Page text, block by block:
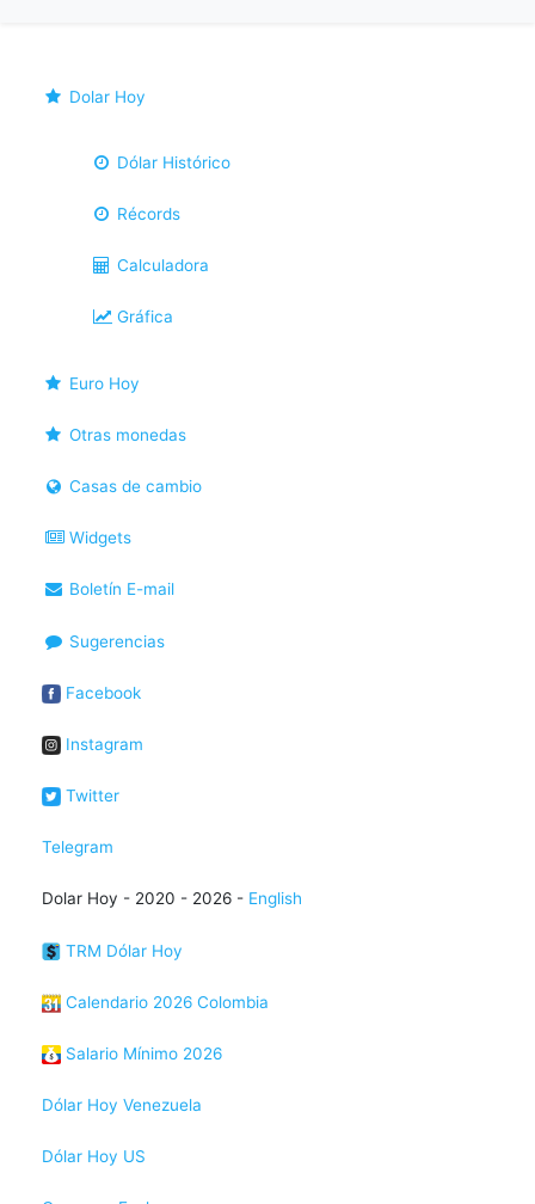
Dolar Hoy
Dólar Histórico
Récords
Calculadora
Gráfica
Euro Hoy
Otras monedas
Casas de cambio
Widgets
Boletín E-mail
Sugerencias
Facebook
Instagram
Twitter
Telegram
Dolar Hoy - 2020 - 2026 - English
TRM Dólar Hoy
Calendario 2026 Colombia
Salario Mínimo 2026
Dólar Hoy Venezuela
Dólar Hoy US